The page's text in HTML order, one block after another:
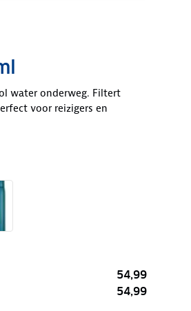
water onderweg. Filtert
voor reizigers en
54,99
54,99